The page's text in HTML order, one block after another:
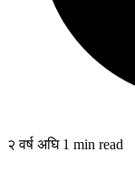
२ वर्ष अघि 1 min read